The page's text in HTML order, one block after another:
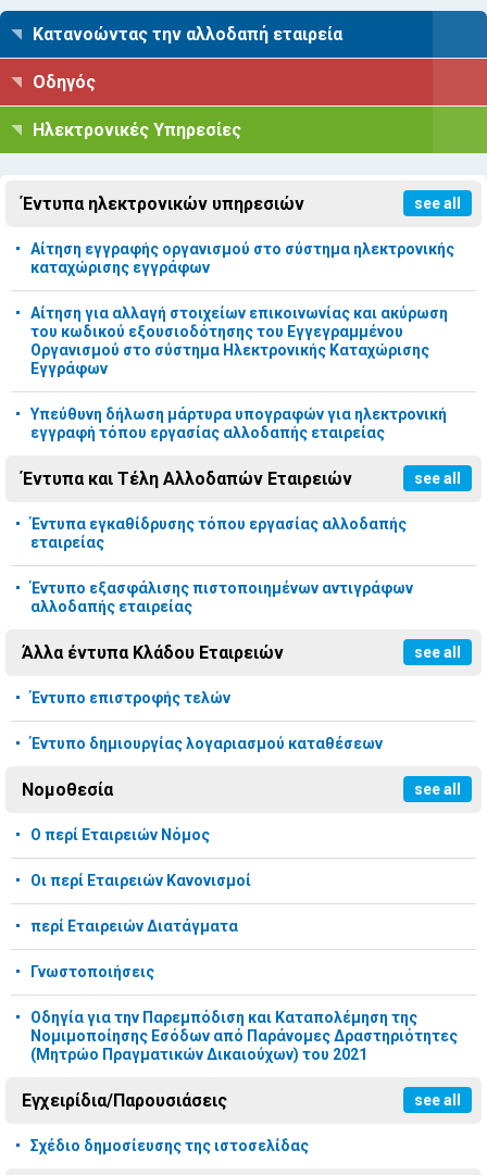
Κατανοώντας την αλλοδαπή εταιρεία
Οδηγός
Ηλεκτρονικές Υπηρεσίες
Έντυπα ηλεκτρονικών υπηρεσιών see all
Αίτηση εγγραφής οργανισμού στο σύστημα ηλεκτρονικής
καταχώρισης εγγράφων
Αίτηση για αλλαγή στοιχείων επικοινωνίας και ακύρωση
του κωδικού εξουσιοδότησης του Εγγεγραμμένου
Οργανισμού στο σύστημα Ηλεκτρονικής Καταχώρισης
Εγγράφων
Υπεύθυνη δήλωση μάρτυρα υπογραφών για ηλεκτρονική
εγγραφή τόπου εργασίας αλλοδαπής εταιρείας
Έντυπα και Τέλη Αλλοδαπών Εταιρειών see all
Έντυπα εγκαθίδρυσης τόπου εργασίας αλλοδαπής
εταιρείας
Έντυπο εξασφάλισης πιστοποιημένων αντιγράφων
αλλοδαπής εταιρείας
Άλλα έντυπα Κλάδου Εταιρειών see all
Έντυπο επιστροφής τελών
Έντυπο δημιουργίας λογαριασμού καταθέσεων
Νομοθεσία see all
Ο περί Εταιρειών Νόμος
Οι περί Εταιρειών Κανονισμοί
περί Εταιρειών Διατάγματα
Γνωστοποιήσεις
Οδηγία για την Παρεμπόδιση και Καταπολέμηση της
Νομιμοποίησης Εσόδων από Παράνομες Δραστηριότητες
(Μητρώο Πραγματικών Δικαιούχων) του 2021
Εγχειρίδια/Παρουσιάσεις see all
Σχέδιο δημοσίευσης της ιστοσελίδας